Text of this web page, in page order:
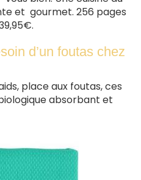
et gourmet. 256 pages
d’un foutas chez
place aux foutas, ces
absorbant et